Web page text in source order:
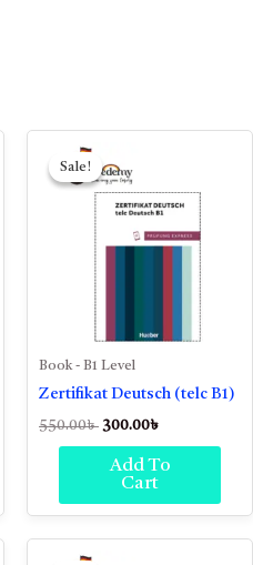
Sale!
Sale!
Book - B1 Level
Zertifikat Deutsch (telc B1)
550.00৳
was:
550.00৳ .
300.00৳
300.00৳ .
Add To
Cart